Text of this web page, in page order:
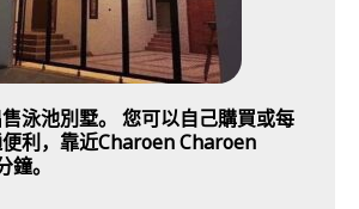
泳池別墅。 您可以自己購買或每
利，靠近Charoen Charoen
。